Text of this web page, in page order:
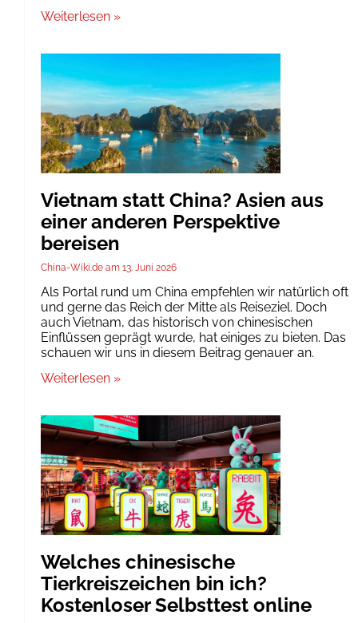
Weiterlesen »
Vietnam statt China? Asien aus
einer anderen Perspektive
bereisen
China-Wiki.de 13. Juni 2026
Als Portal rund um China empfehlen wir natürlich oft
und gerne das Reich der Mitte als Reiseziel. Doch
auch Vietnam, das historisch von chinesischen
Einflüssen geprägt wurde, hat einiges zu bieten. Das
schauen wir uns in diesem Beitrag genauer an.
Weiterlesen »
Welches chinesische
Tierkreiszeichen bin ich?
Kostenloser Selbsttest online